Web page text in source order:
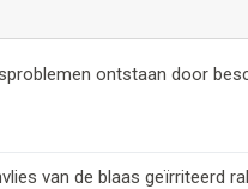
ontstaan door
van de blaas geïrriteerd